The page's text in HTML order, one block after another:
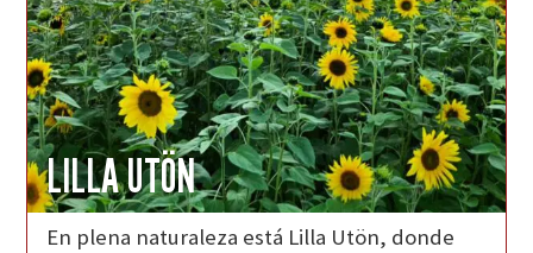
LILLA UTÖN
En plena naturaleza está Lilla Utön, donde